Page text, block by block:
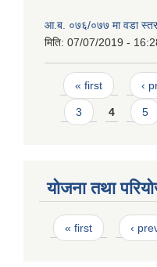
आ.ब. ०७६/०७७ मा वडा
मिति: 07/07/2019 -
Pages
« first ‹
3 4 5
योजना तथा
Pages
« first ‹